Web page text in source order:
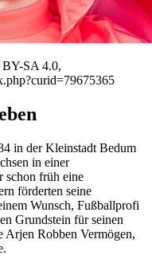
BY-SA 4.0,
in der Kleinstadt Bedum
in einer
schon früh eine
förderten seine
Wunsch, Fußballprofi
Grundstein für seinen
Arjen Robben Vermögen,